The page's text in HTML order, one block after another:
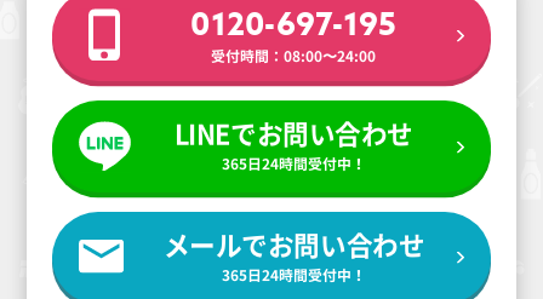
0120-697-195
受付時間：08:00〜24:00
LINEでお問い合わせ
365日24時間受付中！
メールでお問い合わせ
365日24時間受付中！